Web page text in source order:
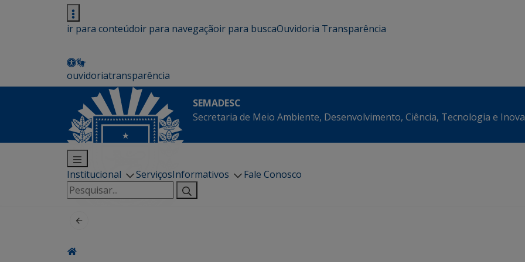
ir para conteúdoir para navegaçãoir para buscaOuvidoria Transparência
ouvidoriatransparência
SEMADESC
Secretaria de Meio Ambiente, Desenvolvimento, Ciência, Tecnologia e
Institucional ServiçosInformativos
Fale Conosco
Pesquisar
por: